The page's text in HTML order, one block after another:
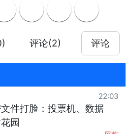
评论(2) 评论
22:03
件打脸：投票机、数据
园